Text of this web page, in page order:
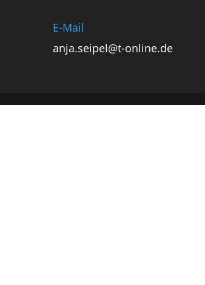
E-Mail
anja.seipel@t-online.de